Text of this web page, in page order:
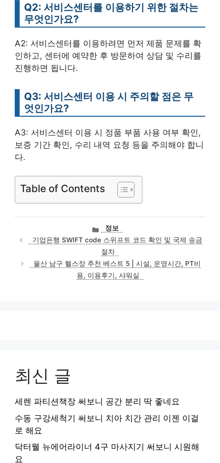
Q2: 서비스센터를 이용하기 위한 절차는
무엇인가요?
A2: 서비스센터를 이용하려면 먼저 제품 문제를 확
인하고, 센터에 예약한 후 방문하여 상담 및 수리를
진행하면 됩니다.
Q3: 서비스센터 이용 시 주의할 점은 무
엇인가요?
A3: 서비스센터 이용 시 정품 부품 사용 여부 확인,
보증 기간 확인, 수리 내역 요청 등을 주의해야 합니
다.
Table of Contents
카
테
고
리
정보
기업은행 SWIFT code 스위프트 코드 확인 및 국제 송금
절차
울산 남구 헬스장 추천 베스트 5 | 시설, 운영시간, PT비
용, 이용후기, 샤워실
최신 글
세렌 파티션책장 써보니 공간 분리 딱 좋네요
수동 구강세척기 써보니 치아 치간 관리 이젠 이걸
로 해요
닥터웰 뉴에어라이너 4구 마사지기 써보니 시원해
요